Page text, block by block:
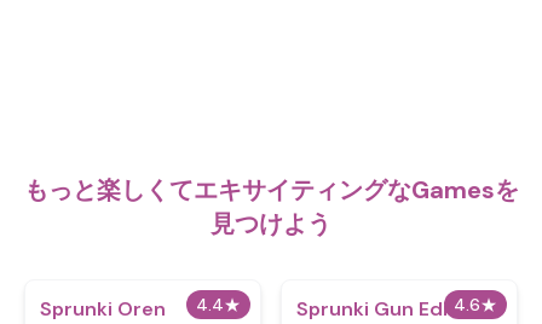
もっと楽しくてエキサイティングなGamesを
見つけよう
4.4★
Sprunki Oren
4.6★
Sprunki Gun Edition -